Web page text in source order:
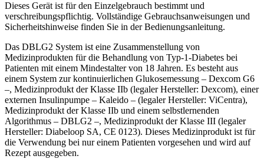
Dieses Gerät ist für den Einzelgebrauch bestimmt und
verschreibungspflichtig. Vollständige Gebrauchsanweisungen und
Sicherheitshinweise finden Sie in der Bedienungsanleitung.
Das DBLG2 System ist eine Zusammenstellung von
Medizinprodukten für die Behandlung von Typ-1-Diabetes bei
Patienten mit einem Mindestalter von 18 Jahren. Es besteht aus
einem System zur kontinuierlichen Glukosemessung – Dexcom G6
–, Medizinprodukt der Klasse IIb (legaler Hersteller: Dexcom), einer
externen Insulinpumpe – Kaleido – (legaler Hersteller: ViCentra),
Medizinprodukt der Klasse IIb und einem selbstlernenden
Algorithmus – DBLG2 –, Medizinprodukt der Klasse III (legaler
Hersteller: Diabeloop SA, CE 0123). Dieses Medizinprodukt ist für
die Verwendung bei nur einem Patienten vorgesehen und wird auf
Rezept ausgegeben.